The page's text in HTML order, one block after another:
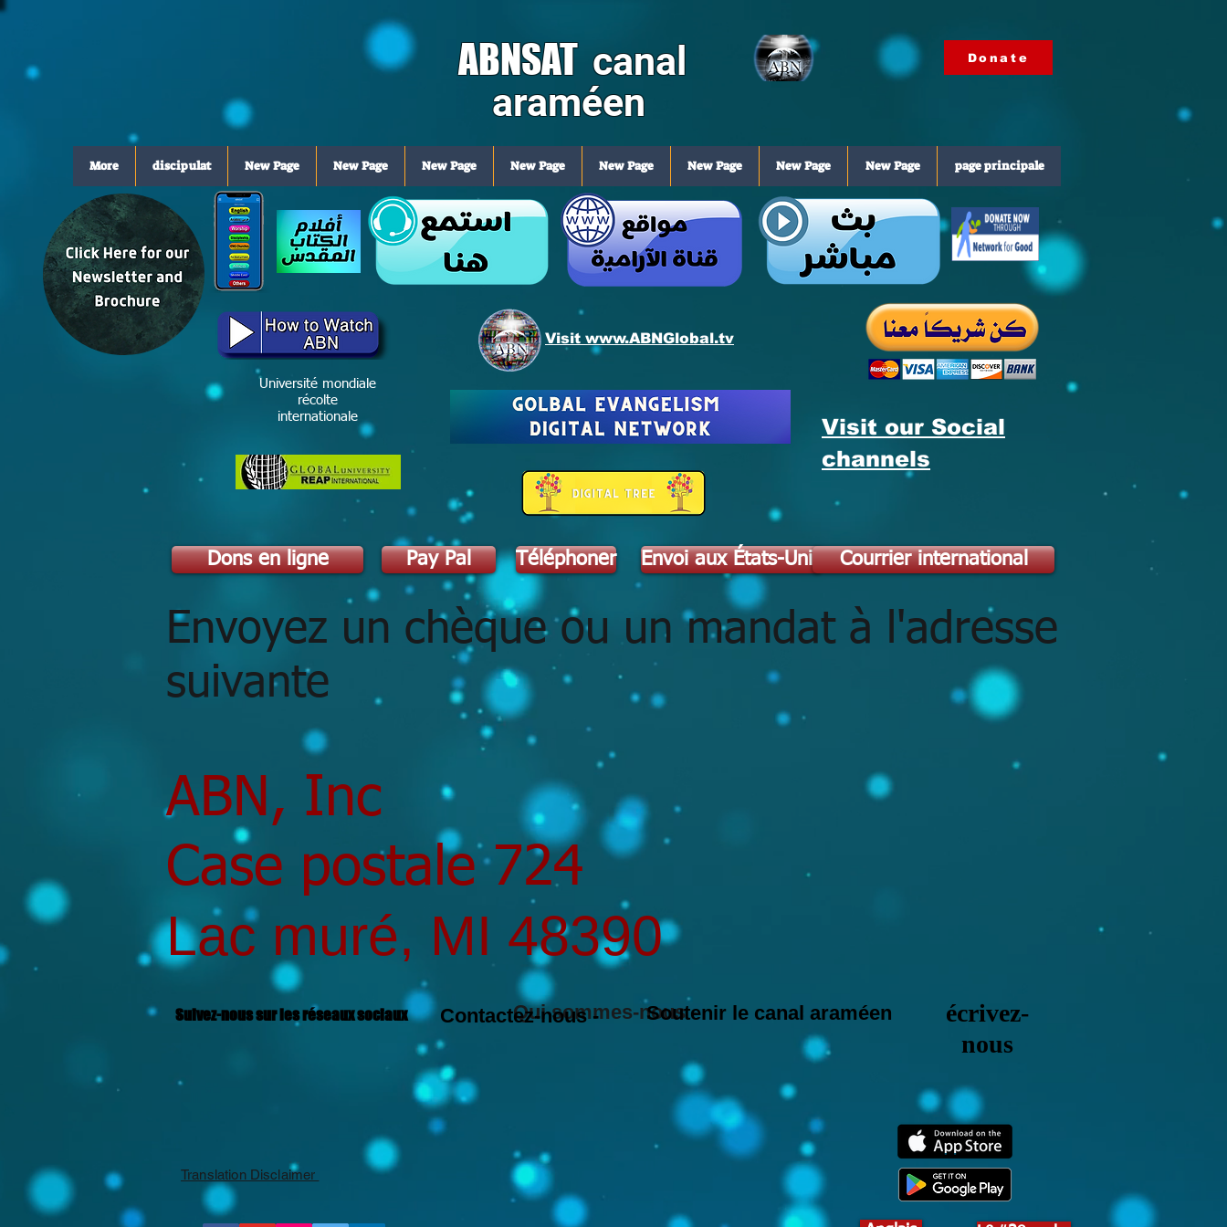
ABNSAT canal
araméen
Donate
page principale
New Page
New Page
New Page
New Page
New Page
New Page
New Page
New Page
discipulat
More
Université mondiale
récolte
internationale
Visit www.ABNGlobal.tv
Visit our Social
channels
Dons en ligne Pay Pal Téléphoner Envoi aux États-Unis Courrier international
Envoyez un chèque ou un mandat à l'adresse
suivante
ABN, Inc
Case postale 724
Lac muré, MI 48390
Suivez-nous sur les réseaux sociaux Qui sommes-nous -
Contactez-nous - Soutenir le canal araméen
Translation Disclaimer
écrivez-
nous